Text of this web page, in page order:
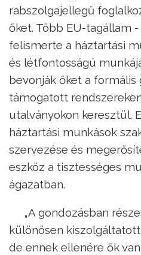
rabszolgajellegű
őket. Több EU-tagállam
felismerte a háztartási
és létfontosságú
bevonják őket a formális
támogatott
utalványokon keresztül.
háztartási munkások
szervezése és
eszköz a tisztességes
ágazatban.
„A gondozásban
különösen
de ennek ellenére ők